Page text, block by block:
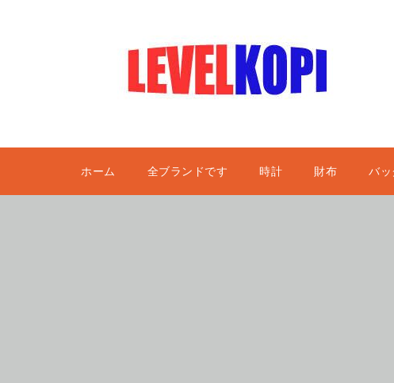
ホーム 全ブランドです 時計 財布 バッ